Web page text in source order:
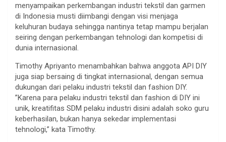
menyampaikan perkembangan industri tekstil dan garmen
di Indonesia musti diimbangi dengan visi menjaga
keluhuran budaya sehingga nantinya tetap mampu berjalan
seiring dengan perkembangan tehnologi dan kompetisi di
dunia internasional.
Timothy Apriyanto menambahkan bahwa anggota API DIY
juga siap bersaing di tingkat internasional, dengan semua
dukungan dari pelaku industri tekstil dan fashion DIY.
”Karena para pelaku industri tekstil dan fashion di DIY ini
unik, kreatifitas SDM pelaku industri disini adalah soko guru
keberhasilan, bukan hanya sekedar implementasi
tehnologi,” kata Timothy.